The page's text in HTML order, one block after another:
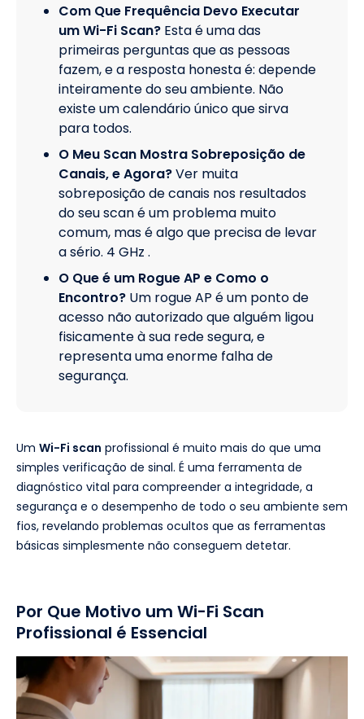
Com Que Frequência Devo Executar
um Wi-Fi Scan? Esta é uma das
primeiras perguntas que as pessoas
fazem, e a resposta honesta é: depende
inteiramente do seu ambiente. Não
existe um calendário único que sirva
para todos.
O Meu Scan Mostra Sobreposição de
Canais, e Agora?Ver muita
sobreposição de canais nos resultados
do seu scan é um problema muito
comum, mas é algo que precisa de levar
a sério. 4 GHz .
O Que é um Rogue AP e Como o
Encontro? Um rogue AP é um ponto de
acesso não autorizado que alguém ligou
fisicamente à sua rede segura, e
representa uma enorme falha de
segurança.
Um Wi-Fi scan profissional é muito mais do que uma
simples verificação de sinal. É uma ferramenta de
diagnóstico vital para compreender a integridade, a
segurança e o desempenho de todo o seu ambiente sem
fios, revelando problemas ocultos que as ferramentas
básicas simplesmente não conseguem detetar.
Por Que Motivo um Wi-Fi Scan
Profissional é Essencial